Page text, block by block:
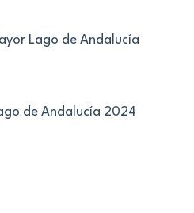
Lago de Andalucía
de Andalucía 2024